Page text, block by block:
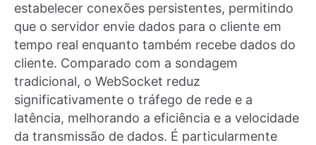
estabelecer conexões persistentes, permitindo
que o servidor envie dados para o cliente em
tempo real enquanto também recebe dados do
cliente. Comparado com a sondagem
tradicional, o WebSocket reduz
significativamente o tráfego de rede e a
latência, melhorando a eficiência e a velocidade
da transmissão de dados. É particularmente